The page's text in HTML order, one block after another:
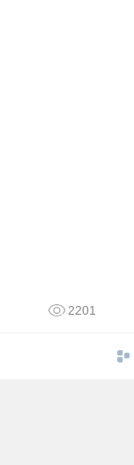
2201